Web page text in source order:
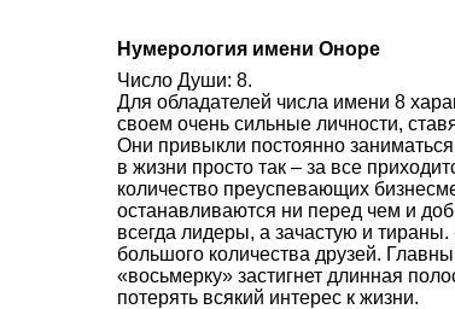
Нумерология имени Оноре
Число Души: 8.
Для обладателей числа имени 8
своем очень сильные личности,
Они привыкли постоянно
в жизни просто так – за все
количество преуспевающих
останавливаются ни перед чем и
всегда лидеры, а зачастую и
большого количества друзей.
«восьмерку» застигнет длинная
потерять всякий интерес к жизни.